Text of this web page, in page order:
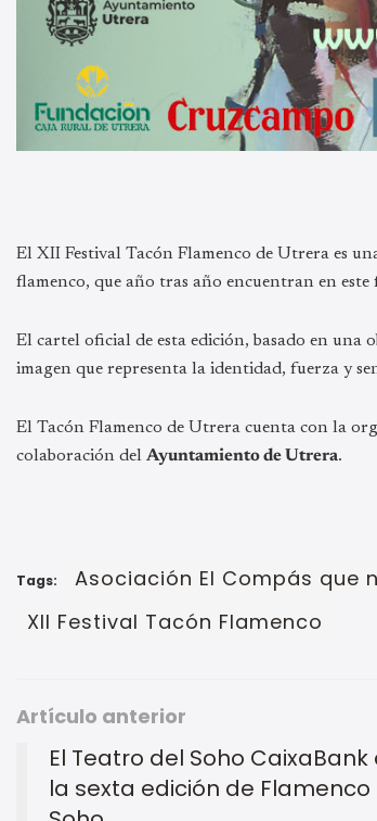
El XII Festival Tacón Flamenco de Utrera es
flamenco, que año tras año encuentran en
El cartel oficial de esta edición, basado en
imagen que representa la identidad, fuerza y
El Tacón Flamenco de Utrera cuenta con la
colaboración del Ayuntamiento de Utrera.
Tags: Asociación El Compás que
XII Festival Tacón Flamenco
Artículo anterior
El Teatro del Soho
la sexta edición de Flamenco